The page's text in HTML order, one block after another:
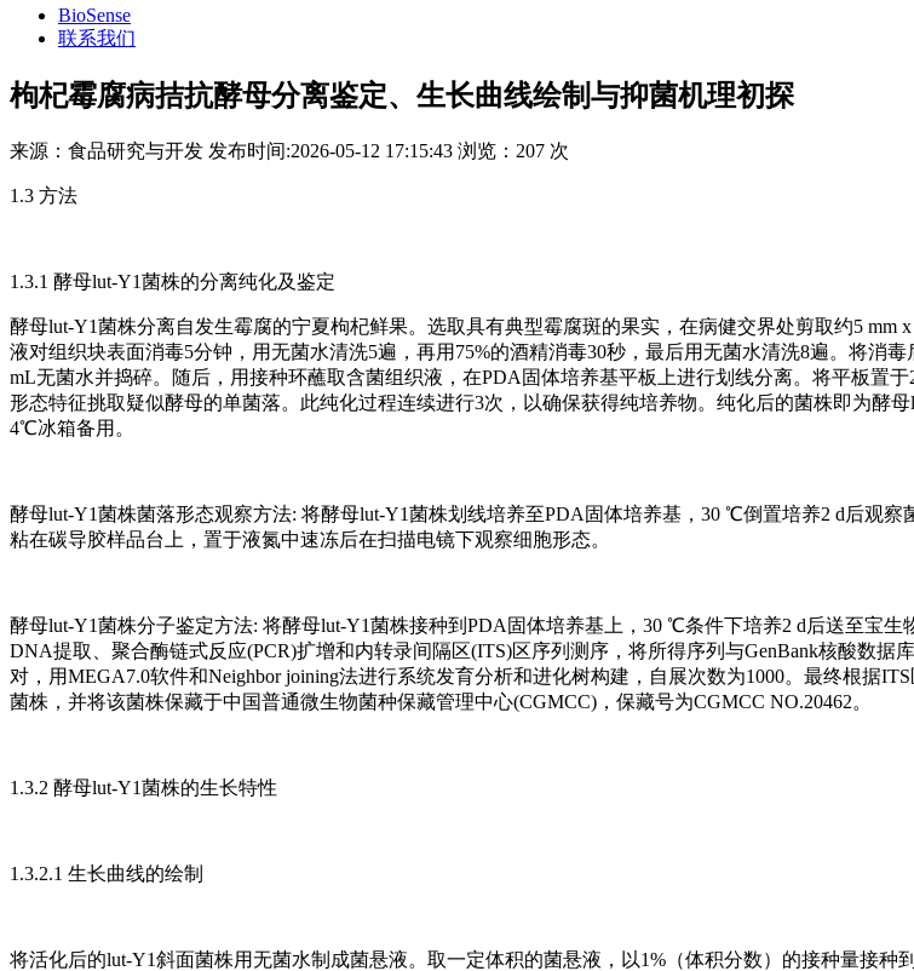
BioSense
联系我们
枸杞霉腐病拮抗酵母分离鉴定、生长曲线绘制与抑菌机理初探
来源： 食品研究与开发 发布时间:2026-05-12 17:15:43 浏览： 207 次
1.3 方法
1.3.1 酵母lut-Y1菌株的分离纯化及鉴定
酵母lut-Y1菌株分离自发生霉腐的宁夏枸杞鲜果。选取具有典型霉腐斑的果实，在病健交界处剪取约5 mm
液对组织块表面消毒5分钟，用无菌水清洗5遍，再用75%的酒精消毒30秒，最后用无菌水清洗8遍。将消
mL无菌水并捣碎。随后，用接种环蘸取含菌组织液，在PDA固体培养基平板上进行划线分离。将平板置
形态特征挑取疑似酵母的单菌落。此纯化过程连续进行3次，以确保获得纯培养物。纯化后的菌株即为酵
4℃冰箱备用。
酵母lut-Y1菌株菌落形态观察方法: 将酵母lut-Y1菌株划线培养至PDA固体培养基，30 ℃倒置培养2 d后观
粘在碳导胶样品台上，置于液氮中速冻后在扫描电镜下观察细胞形态。
酵母lut-Y1菌株分子鉴定方法: 将酵母lut-Y1菌株接种到PDA固体培养基上，30 ℃条件下培养2 d后送至宝生
DNA提取、聚合酶链式反应(PCR)扩增和内转录间隔区(ITS)区序列测序，将所得序列与GenBank核酸数据
对，用MEGA7.0软件和Neighbor joining法进行系统发育分析和进化树构建，自展次数为1000。最终根据
菌株，并将该菌株保藏于中国普通微生物菌种保藏管理中心(CGMCC)，保藏号为CGMCC NO.20462。
1.3.2 酵母lut-Y1菌株的生长特性
1.3.2.1 生长曲线的绘制
将活化后的lut-Y1斜面菌株用无菌水制成菌悬液。取一定体积的菌悬液，以1%（体积分数）的接种量接种